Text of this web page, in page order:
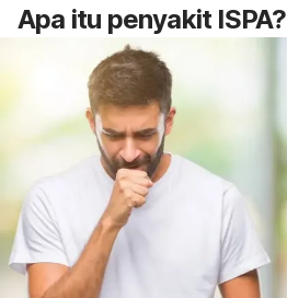
Apa itu penyakit ISPA?